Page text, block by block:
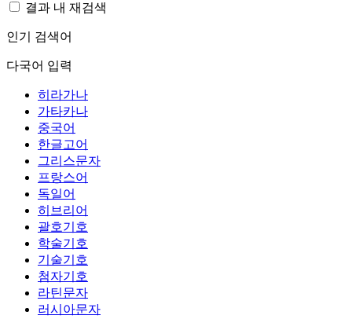
결과 내 재검색
인기 검색어
다국어 입력
히라가나
가타카나
중국어
한글고어
그리스문자
프랑스어
독일어
히브리어
괄호기호
학술기호
기술기호
첨자기호
라틴문자
러시아문자